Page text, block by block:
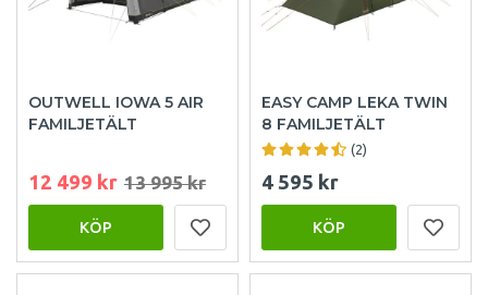
OUTWELL IOWA 5 AIR
FAMILJETÄLT
12 499 kr 13 995 kr
KÖP
EASY CAMP LEKA TWIN
8 FAMILJETÄLT
(2)
4 595 kr
KÖP